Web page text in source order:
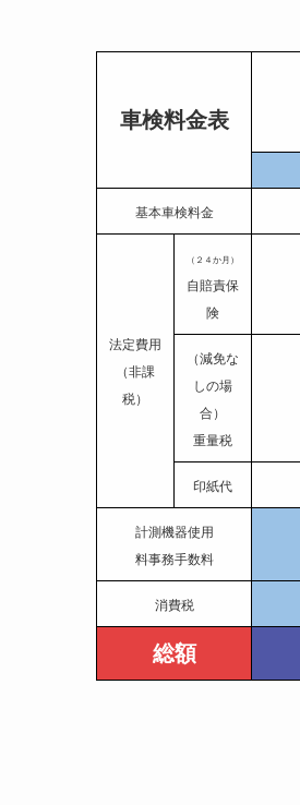
車検料金表
基本車検料金
法定費用
（非課
税）
（２４か月）
自賠責保
険
（減免な
しの場
合）
重量税
印紙代
計測機器使用
料事務手数料
消費税
総額